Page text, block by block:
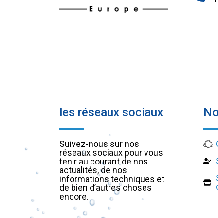
les réseaux sociaux
Suivez-nous sur nos
réseaux sociaux pour vous
tenir au courant de nos
actualités, de nos
informations techniques et
de bien d’autres choses
encore.